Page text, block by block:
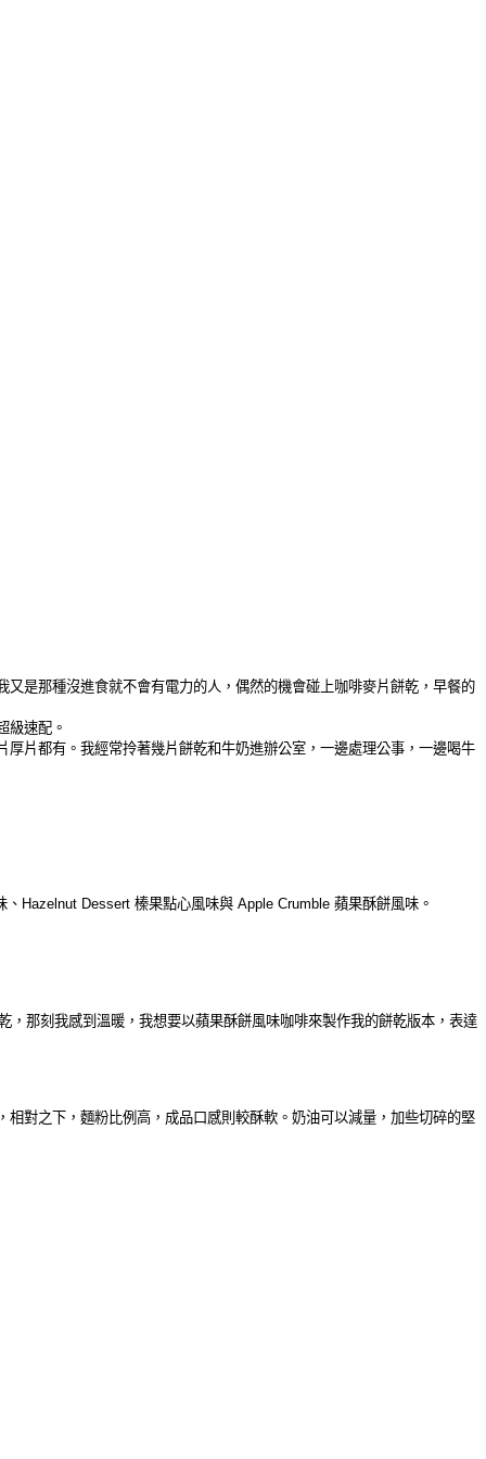
是那種沒進食就不會有電力的人，偶然的機會碰上咖啡麥片餅乾，早餐的
級速配。
片都有。我經常拎著幾片餅乾和牛奶進辦公室，一邊處理公事，一邊喝牛
、 Hazelnut Dessert 榛果點心風味與 Apple Crumble 蘋果酥餅風味。
那刻我感到溫暖，我想要以蘋果酥餅風味咖啡來製作我的餅乾版本，表達
對之下，麵粉比例高，成品口感則較酥軟。奶油可以減量，加些切碎的堅